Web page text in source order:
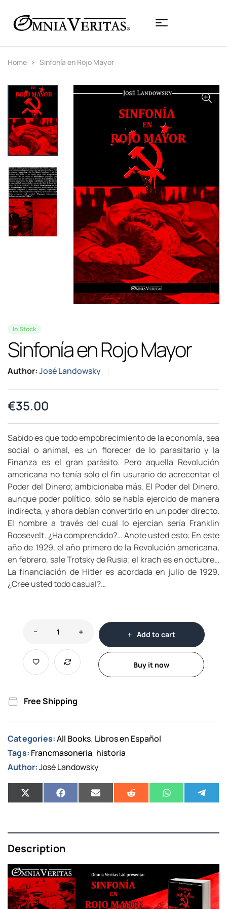
Home Sinfonía en Rojo Mayor
In Stock
Sinfonía en Rojo Mayor
Author:José Landowsky
€35.00
Sabido es que todo empobrecimiento de la economía, sea
social o animal, es un florecer de lo parasitario y la
Finanza es el gran parásito. Pero aquella Revolución
americana no tenía sólo el fin usurario de acrecentar el
Poder del Dinero; ambicionaba más. El Poder del Dinero,
aunque poder político, sólo se había ejercido de manera
indirecta, y ahora debían convertirlo en un poder directo.
El hombre a través del cual lo ejercían sería Franklin
Roosevelt. ¿Ha comprendido?… Anote usted esto: En este
año de 1929, el año primero de la Revolución americana,
en febrero, sale Trotsky de Rusia; el krach es en octubre…
La financiación de Hitler es acordada en julio de 1929.
¿Cree usted todo casual?…
Add to cart
Buy it now
Free Shipping
Categories: All Books, Libros en Español
Tags: Francmasoneria, historia
Author:José Landowsky
Description